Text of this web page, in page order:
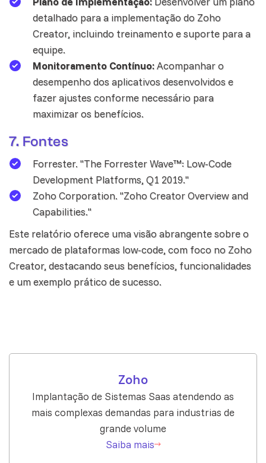
detalhado para a implementação do Zoho
Creator, incluindo treinamento e suporte para a
equipe.
Monitoramento Contínuo:Acompanhar o
desempenho dos aplicativos desenvolvidos e
fazer ajustes conforme necessário para
maximizar os benefícios.
7. Fontes
Forrester. "The Forrester Wave™: Low-Code
Development Platforms, Q1 2019."
Zoho Corporation. "Zoho Creator Overview and
Capabilities."
Este relatório oferece uma visão abrangente sobre o
mercado de plataformas low-code, com foco no Zoho
Creator, destacando seus benefícios, funcionalidades
e um exemplo prático de sucesso.
Zoho
Implantação de Sistemas Saas atendendo as
mais complexas demandas para industrias de
grande volume
Saiba mais